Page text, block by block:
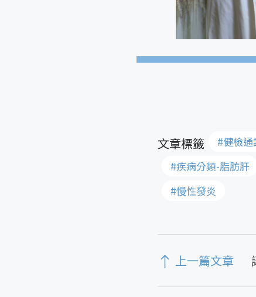
#健檢
#疾病分類-脂肪肝
#慢性發炎
上一篇文章